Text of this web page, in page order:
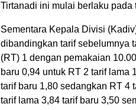
Tirtanadi ini mulai berlaku pada
Sementara Kepala Divisi
dibandingkan tarif sebelumnya
(RT) 1 dengan pemakaian
baru 0,94 untuk RT 2 tarif lama
tarif baru 1,80 sedangkan RT 4
tarif lama 3,84 tarif baru 3,50